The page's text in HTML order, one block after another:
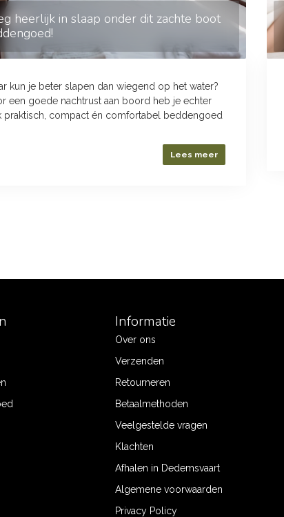
heerlijk in slaap onder dit zachte boot
kun je beter slapen dan wiegend op het water?
een goede nachtrust aan boord heb je echter
praktisch, compact én comfortabel beddengoed
Lees meer
Informatie
Over ons
Verzenden
Retourneren
Betaalmethoden
Veelgestelde vragen
Klachten
Afhalen in Dedemsvaart
Algemene voorwaarden
Privacy Policy